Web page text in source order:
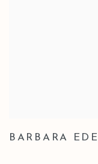
BARBARA